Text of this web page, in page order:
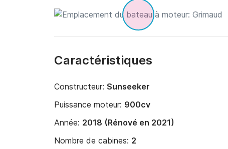
Caractéristiques
Constructeur: Sunseeker
Puissance moteur: 900cv
Année: 2018 (Rénové en 2021)
Nombre de cabines: 2